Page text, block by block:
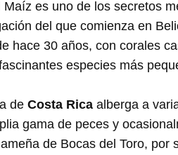
Maíz es uno de los secretos
del que comienza en
hace 30 años, con corales
especies más
de Costa Rica alberga a
gama de peces y
de Bocas del Toro,